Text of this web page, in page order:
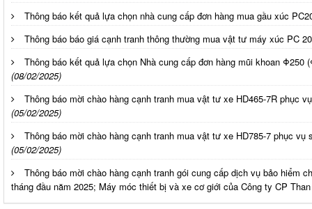
Thông báo kết quả lựa chọn nhà cung cấp đơn hàng mua gầu xúc
Thông báo báo giá cạnh tranh thông thường mua vật tư máy xúc PC
Thông báo kết quả lựa chọn Nhà cung cấp đơn hàng mũi khoan Φ250
(08/02/2025)
Thông báo mời chào hàng cạnh tranh mua vật tư xe HD465-7R phục
(05/02/2025)
Thông báo mời chào hàng cạnh tranh mua vật tư xe HD785-7 phục vụ
(05/02/2025)
Thông báo mời chào hàng cạnh tranh gói cung cấp dịch vụ bảo hiểm
tháng đầu năm 2025; Máy móc thiết bị và xe cơ giới của Công ty CP